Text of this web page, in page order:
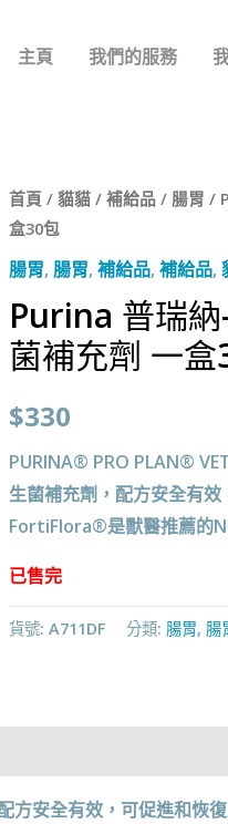
主頁 我們的服務
首頁 / 貓貓 / 補給品 / 腸胃 /
盒30包
腸胃,腸胃,補給品,補給品,
Purina 普瑞納
菌補充劑 一盒
$330
PURINA® PRO PLAN®
生菌補充劑，配方安全有
FortiFlora®是獸醫推薦的
已售完
貨號: A711DF 分類: 腸胃, 腸
方安全有效，可促進和